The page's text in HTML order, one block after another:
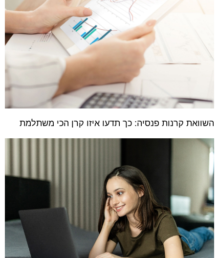
השוואת קרנות פנסיה: כך תדעו איזו קרן הכי משתלמת